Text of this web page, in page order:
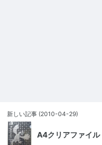
新しい記事 (2010-04-29)
A4クリアファイ